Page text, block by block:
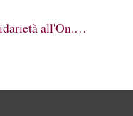
all'On.…